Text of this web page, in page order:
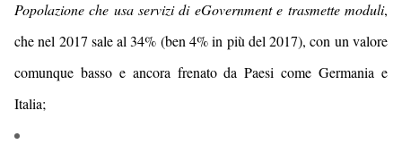
Popolazione che usa servizi di eGovernment e trasmette moduli,
che nel 2017 sale al 34% (ben 4% in più del 2017),con un valore
comunque basso e ancora frenato da Paesi come Germania e
Italia;